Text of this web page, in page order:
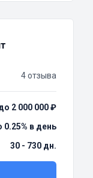
4 отзыва
2 000 000 ₽
0.25% в день
30 - 730 дн.